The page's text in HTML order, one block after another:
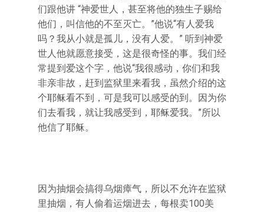
们跟他讲 “神爱世人，甚至将他的独生子赐给
他们，叫信他的不至灭亡。”他说“有人爱我
吗？我从小就是孤儿，没有人爱。” 听到神爱
世人他就愿意接受，这是很奇怪的事。我们经
常提到爱这个字，他说“我很感动，你们和我
非亲非故，赶到监狱里来看我，虽然介绍的这
个耶稣看不到，可是我可以感受的到。因为你
们去看我，就让我感受到，耶稣爱我。”所以
他信了耶稣。
因为抽烟会搞得乌烟瘴气，所以不允许在监狱
里抽烟，有人偷着运烟进去，每根卖100美